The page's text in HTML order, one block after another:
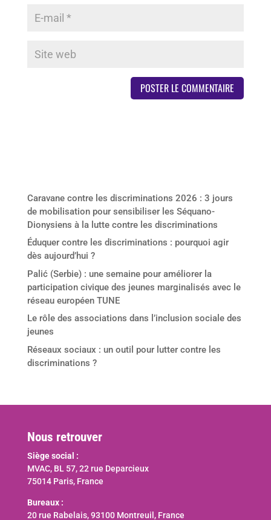
Caravane contre les discriminations 2026 : 3 jours
de mobilisation pour sensibiliser les Séquano-
Dionysiens à la lutte contre les discriminations
Éduquer contre les discriminations : pourquoi agir
dès aujourd’hui ?
Palić (Serbie) : une semaine pour améliorer la
participation civique des jeunes marginalisés avec le
réseau européen TUNE
Le rôle des associations dans l’inclusion sociale des
jeunes
Réseaux sociaux : un outil pour lutter contre les
discriminations ?
Nous retrouver
Siège social :
MVAC, BL 57, 22 rue Deparcieux
75014 Paris, France
Bureaux :
20 rue Rabelais, 93100 Montreuil, France